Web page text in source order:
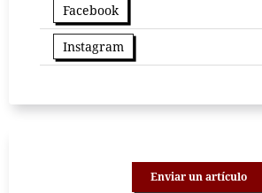
Facebook
Instagram
Enviar un artículo